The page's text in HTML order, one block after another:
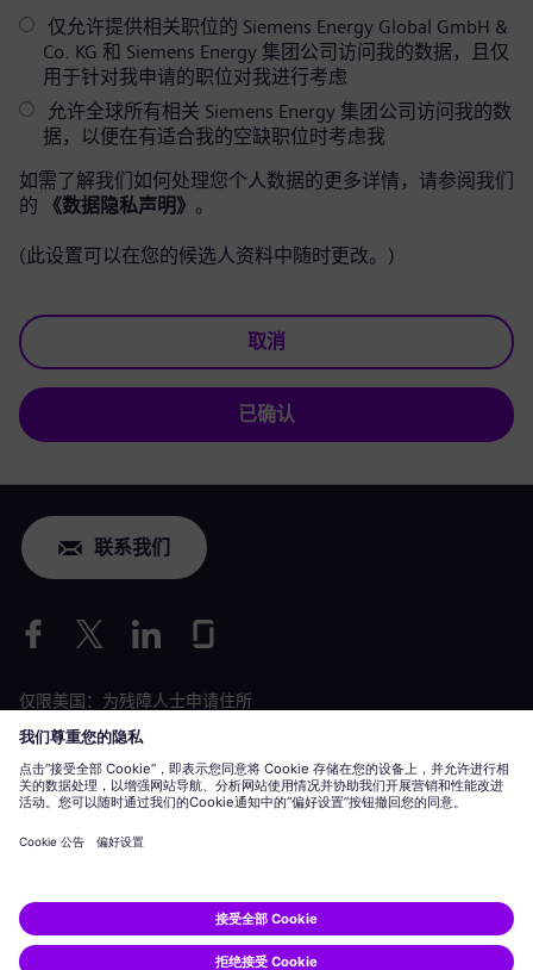
仅允许提供相关职位的 Siemens Energy Global GmbH &
Co. KG 和 Siemens Energy 集团公司访问我的数据，且仅
用于针对我申请的职位对我进行考虑
允许全球所有相关 Siemens Energy 集团公司访问我的数
据，以便在有适合我的空缺职位时考虑我
如需了解我们如何处理您个人数据的更多详情，请参阅我们
的
《数据隐私声明》 。
(此设置可以在您的候选人资料中随时更改。)
取消
已确认
联系我们
仅限美国：为残障人士申请住所
劳工情况申请
Siemens Energy 是由 Siemens AG 授权的商标。